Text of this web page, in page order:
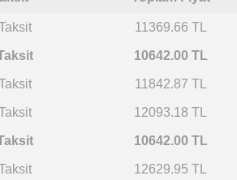
11369.66 TL
10642.00 TL
11842.87 TL
12093.18 TL
10642.00 TL
12629.95 TL